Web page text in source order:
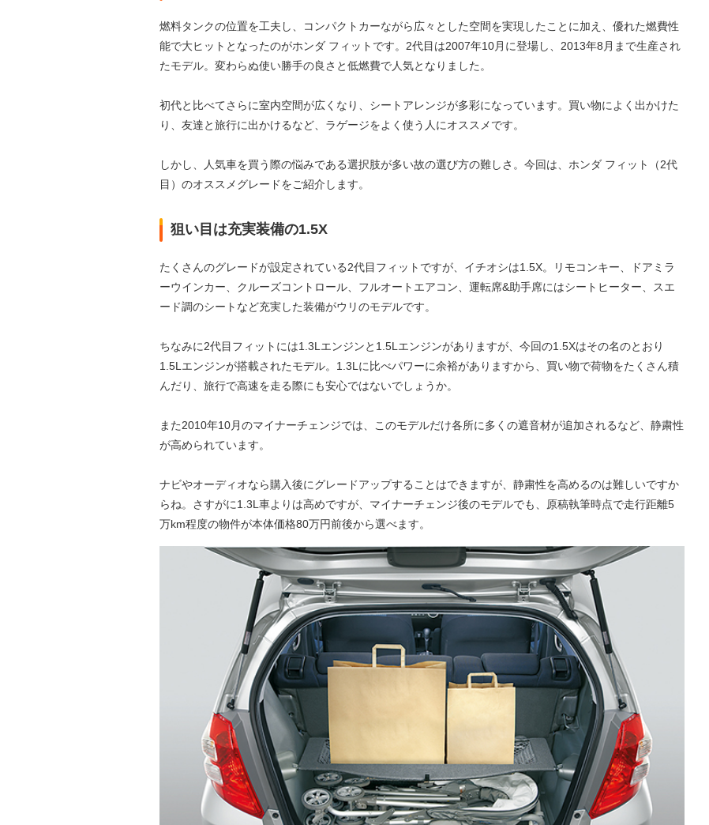
燃料タンクの位置を工夫し、コンパクトカーながら広々とした空間を実現したことに加え、優れた燃費性
能で大ヒットとなったのがホンダ フィットです。2代目は2007年10月に登場し、2013年8月まで生産され
たモデル。変わらぬ使い勝手の良さと低燃費で人気となりました。
初代と比べてさらに室内空間が広くなり、シートアレンジが多彩になっています。買い物によく出かけた
り、友達と旅行に出かけるなど、ラゲージをよく使う人にオススメです。
しかし、人気車を買う際の悩みである選択肢が多い故の選び方の難しさ。今回は、ホンダ フィット（2代
目）のオススメグレードをご紹介します。
狙い目は充実装備の1.5X
たくさんのグレードが設定されている2代目フィットですが、イチオシは1.5X。リモコンキー、ドアミラ
ーウインカー、クルーズコントロール、フルオートエアコン、運転席&助手席にはシートヒーター、スエ
ード調のシートなど充実した装備がウリのモデルです。
ちなみに2代目フィットには1.3Lエンジンと1.5Lエンジンがありますが、今回の1.5Xはその名のとおり
1.5Lエンジンが搭載されたモデル。1.3Lに比べパワーに余裕がありますから、買い物で荷物をたくさん積
んだり、旅行で高速を走る際にも安心ではないでしょうか。
また2010年10月のマイナーチェンジでは、このモデルだけ各所に多くの遮音材が追加されるなど、静粛性
が高められています。
ナビやオーディオなら購入後にグレードアップすることはできますが、静粛性を高めるのは難しいですか
らね。さすがに1.3L車よりは高めですが、マイナーチェンジ後のモデルでも、原稿執筆時点で走行距離5
万km程度の物件が本体価格80万円前後から選べます。